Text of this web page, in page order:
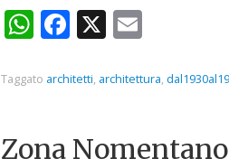
WhatsApp
Facebook
X
Taggato architetti, architettura,
Zona